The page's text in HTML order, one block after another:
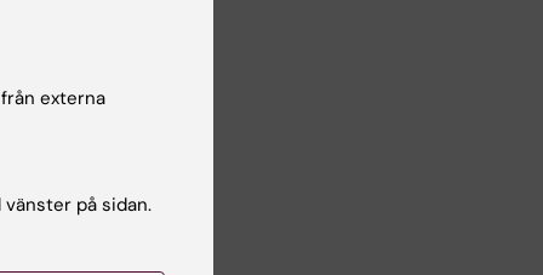
externa
på sidan.